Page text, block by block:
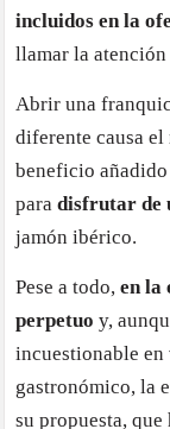
incluidos en la
llamar la
Abrir una
diferente causa el
beneficio añadido
paradisfrutar de
jamón ibérico.
Pese a todo,en la
perpetuo y,
incuestionable
gastronómico, la
su propuesta,